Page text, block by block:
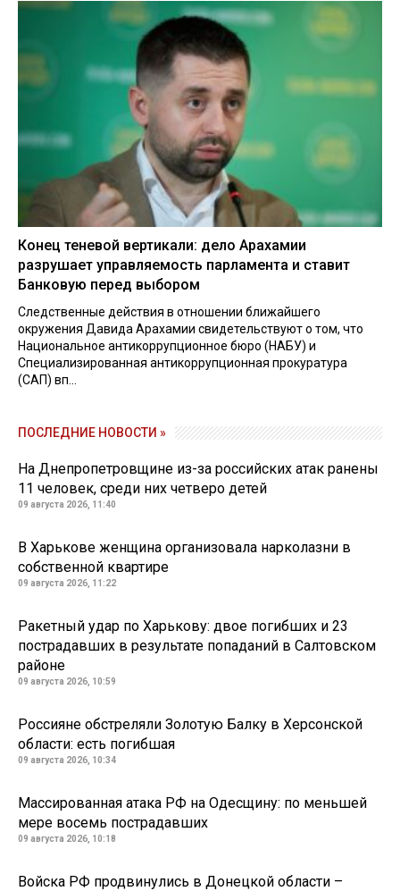
Конец теневой вертикали: дело Арахамии
разрушает управляемость парламента и ставит
Банковую перед выбором
Следственные действия в отношении ближайшего
окружения Давида Арахамии свидетельствуют о том, что
Национальное антикоррупционное бюро (НАБУ) и
Специализированная антикоррупционная прокуратура
(САП) вп...
ПОСЛЕДНИЕ НОВОСТИ »
На Днепропетровщине из-за российских атак ранены
11 человек, среди них четверо детей
09 августа 2026, 11:40
В Харькове женщина организовала нарколазни в
собственной квартире
09 августа 2026, 11:22
Ракетный удар по Харькову: двое погибших и 23
пострадавших в результате попаданий в Салтовском
районе
09 августа 2026, 10:59
Россияне обстреляли Золотую Балку в Херсонской
области: есть погибшая
09 августа 2026, 10:34
Массированная атака РФ на Одесщину: по меньшей
мере восемь пострадавших
09 августа 2026, 10:18
Войска РФ продвинулись в Донецкой области –